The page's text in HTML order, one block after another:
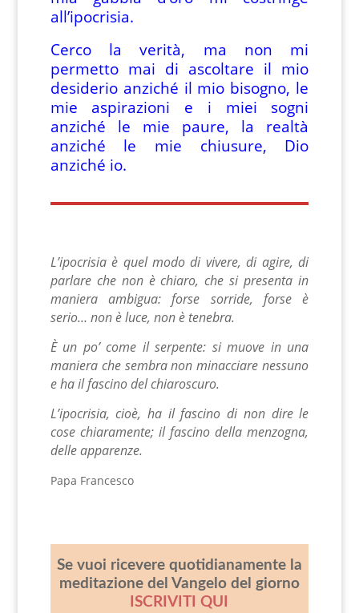
all’ipocrisia.
Cerco la verità, ma non mi
permetto mai di ascoltare il mio
desiderio anziché il mio bisogno, le
mie aspirazioni e i miei sogni
anziché le mie paure, la realtà
anziché le mie chiusure, Dio
anziché io.
L’ipocrisia è quel modo di vivere, di agire, di
parlare che non è chiaro, che si presenta in
maniera ambigua:forse sorride, forse è
serio… non è luce, non è tenebra.
È un po’ come il serpente: si muove in una
maniera che sembra non minacciare nessuno
e ha il fascino del chiaroscuro.
L’ipocrisia, cioè, ha il fascino di non dire le
cose chiaramente; il fascino della menzogna,
delle apparenze.
Papa Francesco
Se vuoi ricevere quotidianamente la
meditazione del Vangelo del giorno
ISCRIVITI QUI